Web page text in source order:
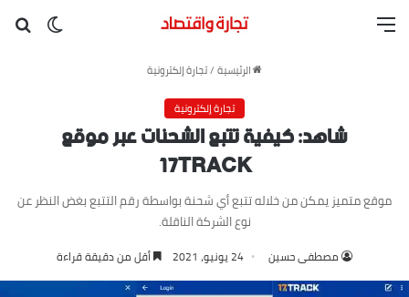
القائمة
الرئيسية /تجارة إلكترونية
تجارة إلكترونية
شاهد: كيفية تتبع الشحنات عبر موقع
17TRACK
موقع متميز يمكن من خلاله تتبع أي شحنة بواسطة رقم التتبع بغض النظر عن
نوع الشركة الناقلة.
مصطفى حسين 24 يونيو، 2021 أقل من دقيقة قراءة